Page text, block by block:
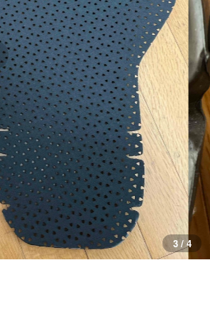
3 / 4